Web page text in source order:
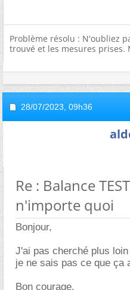
Problème résolu : N'oubliez
trouvé et les mesures prises.
28/07/2023, 09h36
Re : Balance
n'importe quoi
Bonjour,
J'ai pas cherché plus
je ne sais pas ce que ça
Bon courage.